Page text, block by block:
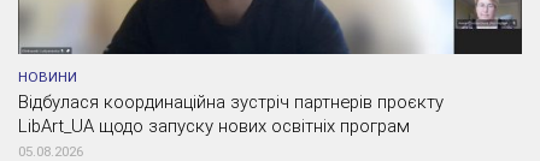
НОВИНИ
Відбулася координаційна зустріч партнерів проєкту
LibArt_UA щодо запуску нових освітніх програм
05.08.2026